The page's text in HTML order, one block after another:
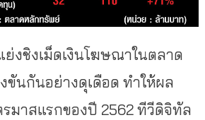
งชิงเม็ดเงินโฆษณาในตลาด
ขันกันอย่างดุเดือด ทำให้ผล
มาสแรกของปี 2562 ทีวีดิจิทัล